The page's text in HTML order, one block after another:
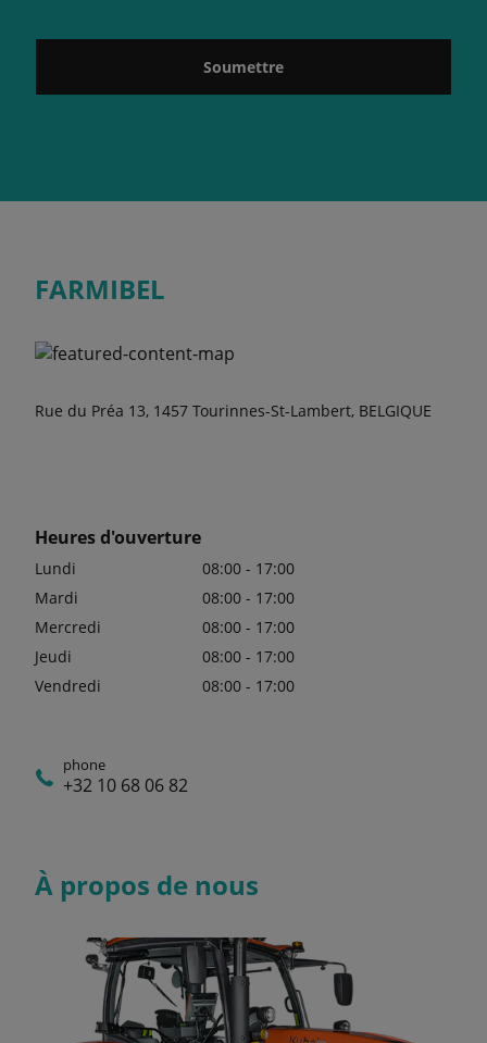
Soumettre
FARMIBEL
Rue du Préa 13, 1457 Tourinnes-St-Lambert, BELGIQUE
Heures d'ouverture
Lundi
08:00 - 17:00
Mardi
08:00 - 17:00
Mercredi
08:00 - 17:00
Jeudi
08:00 - 17:00
Vendredi
08:00 - 17:00
phone
+32 10 68 06 82
À propos de nous